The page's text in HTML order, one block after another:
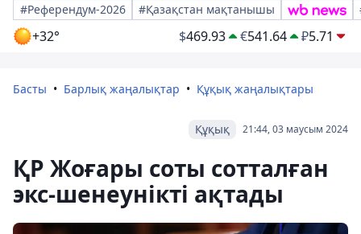
#Референдум-2026
#Қазақстан мақтанышы
+32° $469.93 €541.64 ₽5.71
Басты Барлық жаңалықтар Құқық жаңалықтары
21:44, 03 маусым 2024
Құқық
ҚР Жоғары соты сотталған
экс-шенеунікті ақтады